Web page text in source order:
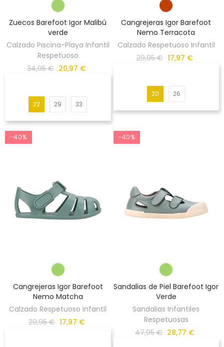
Zuecos Barefoot Igor Malibú
verde
Calzado Piscina-Playa Infantil
Respetuoso
34,95 € 20,97 €
22 29 33
Cangrejeras Igor Barefoot
Nemo Terracota
Calzado Respetuoso Infantil
29,95 € 17,97 €
20 26
-40%
Cangrejeras Igor Barefoot
Nemo Matcha
Calzado Respetuoso Infantil
29,95 € 17,97 €
-40%
Sandalias de Piel Barefoot Igor
Verde
Sandalias Infantiles
Respetuosas
47,95 € 28,77 €